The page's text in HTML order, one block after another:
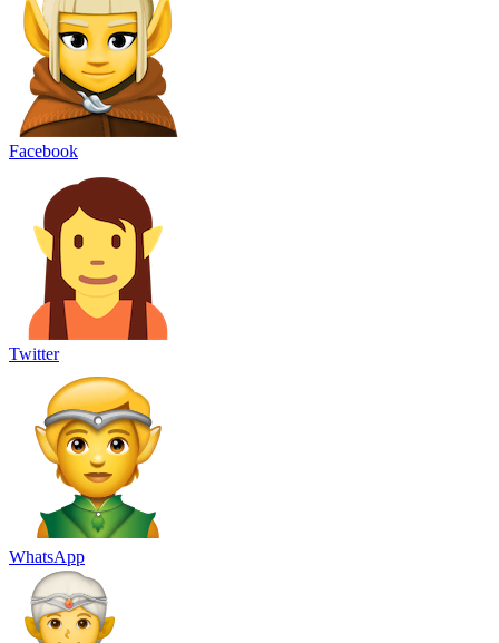
Facebook
Twitter
WhatsApp